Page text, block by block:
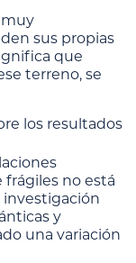
muy
sus propias
que
terreno, se
los resultados
no está
investigación
y
una variación